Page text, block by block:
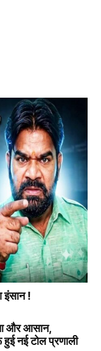
!
और आसान,
नई टोल प्रणाली